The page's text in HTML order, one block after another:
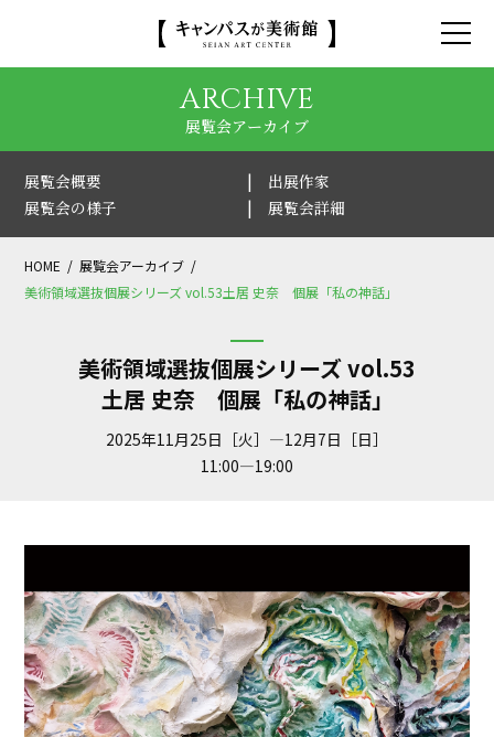
ARCHIVE
展覧会アーカイブ
展覧会概要
出展作家
展覧会の様子
展覧会詳細
HOME
展覧会アーカイブ
美術領域選抜個展シリーズ vol.53土居 史奈 個展「私の神話」
美術領域選抜個展シリーズ vol.53
土居 史奈 個展「私の神話」
2025年11月25日［火］—12月7日［日］
11:00—19:00